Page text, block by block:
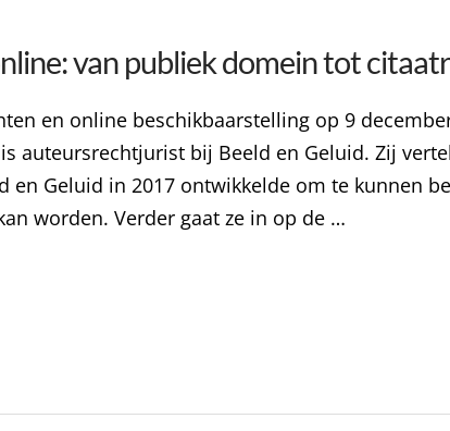
van publiek domein tot
en online beschikbaarstelling op 9
auteursrechtjurist bij Beeld en Geluid. Zij
Geluid in 2017 ontwikkelde om te kunnen
worden. Verder gaat ze in op de …